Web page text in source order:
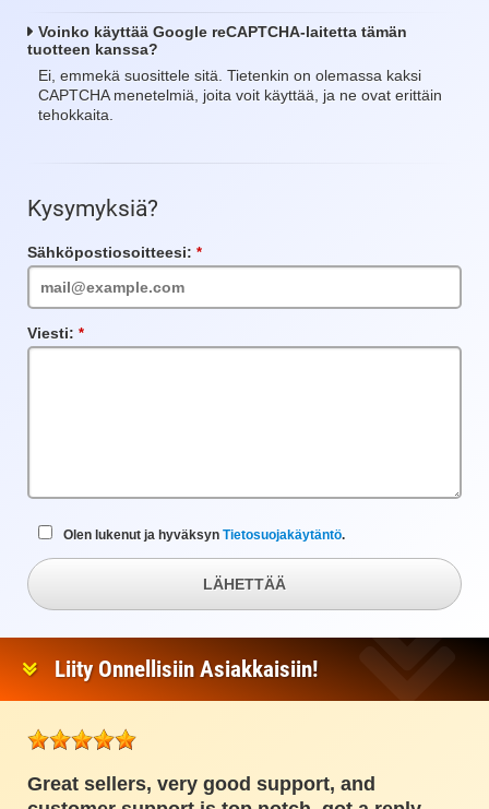
Voinko käyttää Google reCAPTCHA-laitetta tämän
tuotteen kanssa?
Ei, emmekä suosittele sitä. Tietenkin on olemassa kaksi
CAPTCHA menetelmiä, joita voit käyttää, ja ne ovat erittäin
tehokkaita.
Kysymyksiä?
Sähköpostiosoitteesi:
kenttä
Viesti:
kenttä
Olen lukenut ja hyväksyn Tietosuojakäytäntö.
LÄHETTÄÄ
Liity Onnellisiin Asiakkaisiin!
Great sellers, very good support, and